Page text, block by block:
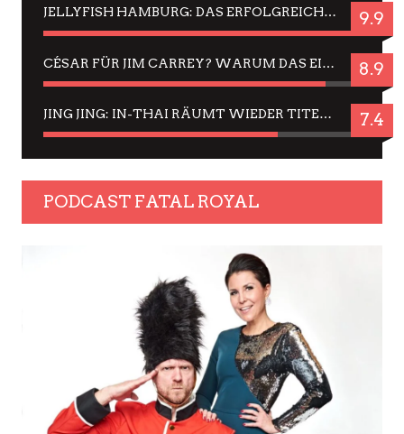
JELLYFISH HAMBURG: DAS ERFOLGREICHE SOMMER-MENÜ 2025 IN GEFÜHLEN UND BILDERN 9.9
CÉSAR FÜR JIM CARREY? WARUM DAS EINER DER NERVIGSTEN ACTORS IST UND BLEIBT 8.9
JING JING: IN-THAI RÄUMT WIEDER TITEL AB – EIN ZWEI-STUNDEN-ERLEBNISBERICHT 7.4
PODCAST FATAL ROYAL